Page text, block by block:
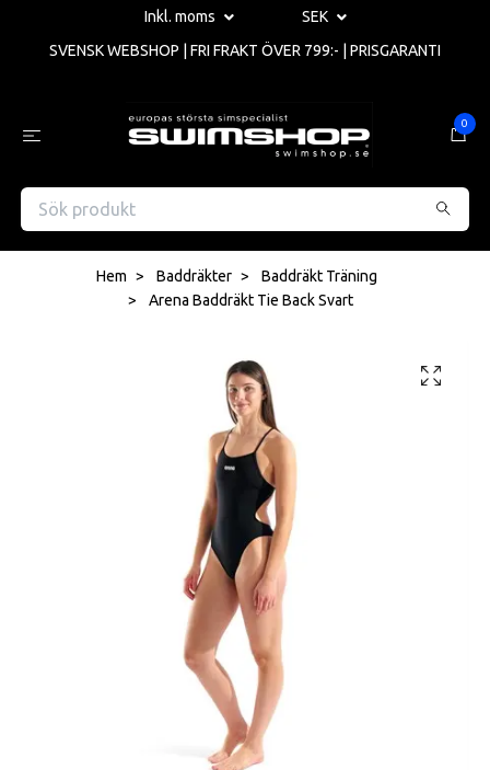
Inkl. moms
SEK
SVENSK WEBSHOP | FRI FRAKT ÖVER 799:- | PRISGARANTI
0
Hem Baddräkter
Baddräkt Träning
Arena Baddräkt Tie Back Svart